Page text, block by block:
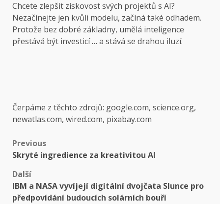
Chcete zlepšit ziskovost svých projektů s AI?
Nezačínejte jen kvůli modelu, začíná také odhadem.
Protože bez dobré základny, umělá inteligence
přestává být investicí … a stává se drahou iluzí.
Čerpáme z těchto zdrojů: google.com, science.org,
newatlas.com, wired.com, pixabay.com
Post
navigation
Previous
Skryté ingredience za kreativitou AI
Další
IBM a NASA vyvíjejí digitální dvojčata Slunce pro
předpovídání budoucích solárních bouří